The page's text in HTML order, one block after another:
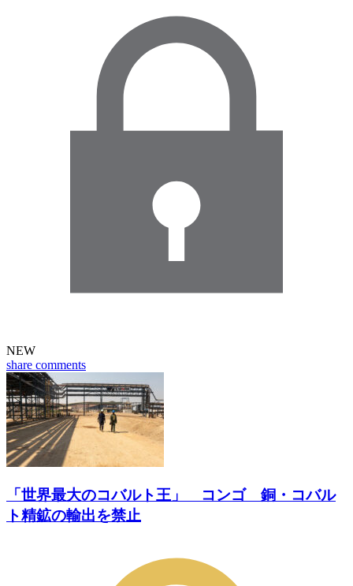
NEW
share comments
「世界最大のコバルト王」 コンゴ 銅・コバル
ト精鉱の輸出を禁止